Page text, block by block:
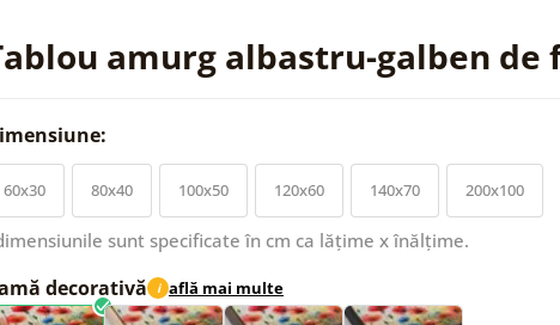
amurg albastru-galben de
60x30 80x40 100x50 120x60 140x70 200x100
sunt specificate în cm ca lățime x înălțime.
decorativă i află mai multe